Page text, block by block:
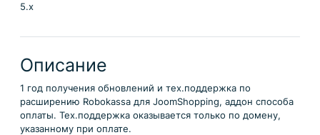
5.x
Описание
1 год получения обновлений и тех.поддержка по
расширению Robokassa для JoomShopping, аддон способа
оплаты. Тех.поддержка оказывается только по домену,
указанному при оплате.